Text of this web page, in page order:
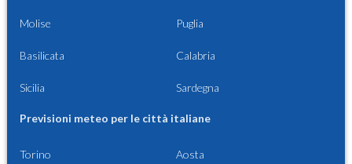
Molise Puglia
Basilicata Calabria
Sicilia Sardegna
Previsioni meteo per le città italiane
Torino Aosta